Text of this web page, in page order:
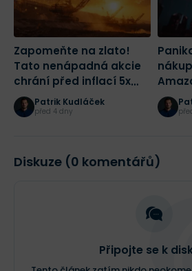
Zapomeňte na zlato!
Tato nenápadná akcie
chrání před inflací 5x
lépe a navíc vám vyplatí
tučnou dividendu
Patrik Kudláček
před 4 dny
Burza
Diskuze (0 komentářů)
Připojte se k